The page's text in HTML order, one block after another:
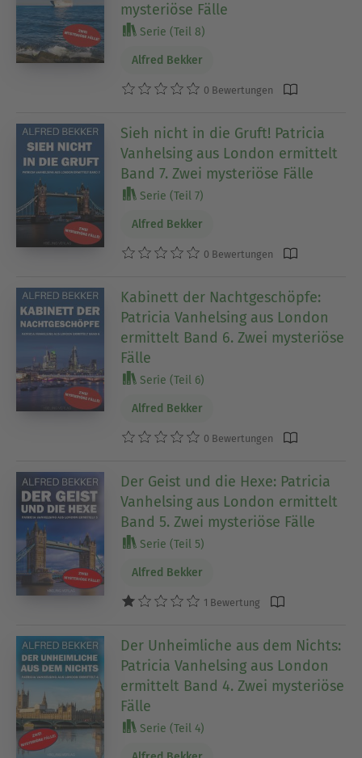
mysteriöse Fälle
Serie (Teil 8)
Alfred Bekker
0 Bewertungen
Sieh nicht in die Gruft! Patricia
Vanhelsing aus London ermittelt
Band 7. Zwei mysteriöse Fälle
Serie (Teil 7)
Alfred Bekker
0 Bewertungen
Kabinett der Nachtgeschöpfe:
Patricia Vanhelsing aus London
ermittelt Band 6. Zwei mysteriöse
Fälle
Serie (Teil 6)
Alfred Bekker
0 Bewertungen
Der Geist und die Hexe: Patricia
Vanhelsing aus London ermittelt
Band 5. Zwei mysteriöse Fälle
Serie (Teil 5)
Alfred Bekker
1 Bewertung
Der Unheimliche aus dem Nichts:
Patricia Vanhelsing aus London
ermittelt Band 4. Zwei mysteriöse
Fälle
Serie (Teil 4)